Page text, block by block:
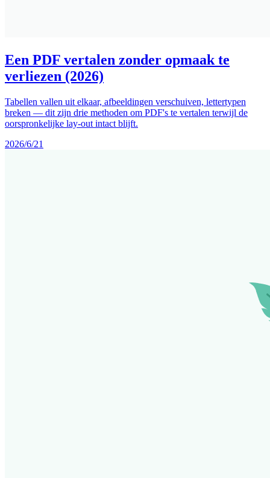
Een PDF vertalen zonder opmaak te
verliezen (2026)
Tabellen vallen uit elkaar, afbeeldingen verschuiven, lettertypen
breken — dit zijn drie methoden om PDF's te vertalen terwijl de
oorspronkelijke lay-out intact blijft.
2026/6/21